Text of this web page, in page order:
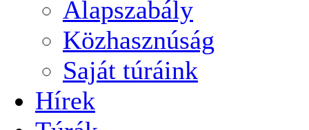
Alapszabály
Közhasznúság
Saját túráink
Hírek